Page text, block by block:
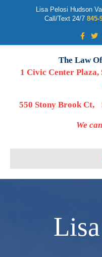
Lisa Pelosi Hudson
Call/Text 24/7 845-
Facebook
The Law
1 Civic Center Plaza,
550 Stony Brook Ct,
We